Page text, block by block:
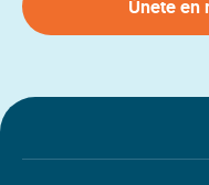
Únete en